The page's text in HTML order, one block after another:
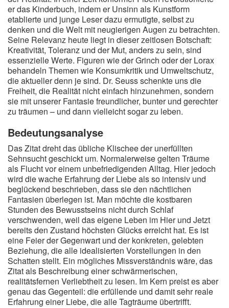
er das Kinderbuch, indem er Unsinn als Kunstform
etablierte und junge Leser dazu ermutigte, selbst zu
denken und die Welt mit neugierigen Augen zu betrachten.
Seine Relevanz heute liegt in dieser zeitlosen Botschaft:
Kreativität, Toleranz und der Mut, anders zu sein, sind
essenzielle Werte. Figuren wie der Grinch oder der Lorax
behandeln Themen wie Konsumkritik und Umweltschutz,
die aktueller denn je sind. Dr. Seuss schenkte uns die
Freiheit, die Realität nicht einfach hinzunehmen, sondern
sie mit unserer Fantasie freundlicher, bunter und gerechter
zu träumen – und dann vielleicht sogar zu leben.
Bedeutungsanalyse
Das Zitat dreht das übliche Klischee der unerfüllten
Sehnsucht geschickt um. Normalerweise gelten Träume
als Flucht vor einem unbefriedigenden Alltag. Hier jedoch
wird die wache Erfahrung der Liebe als so intensiv und
beglückend beschrieben, dass sie den nächtlichen
Fantasien überlegen ist. Man möchte die kostbaren
Stunden des Bewusstseins nicht durch Schlaf
verschwenden, weil das eigene Leben im Hier und Jetzt
bereits den Zustand höchsten Glücks erreicht hat. Es ist
eine Feier der Gegenwart und der konkreten, gelebten
Beziehung, die alle idealisierten Vorstellungen in den
Schatten stellt. Ein mögliches Missverständnis wäre, das
Zitat als Beschreibung einer schwärmerischen,
realitätsfernen Verliebtheit zu lesen. Im Kern preist es aber
genau das Gegenteil: die erfüllende und damit sehr reale
Erfahrung einer Liebe, die alle Tagträume übertrifft.